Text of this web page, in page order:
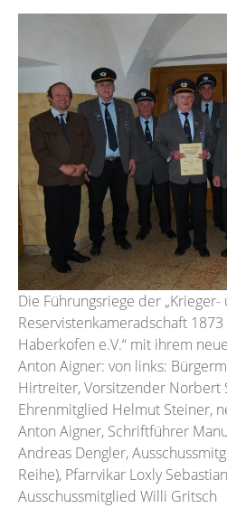
Die Führungsriege der „Krieger-
Reservistenkameradschaft
Haberkofen e.V.“ mit ihrem
Anton Aigner: von links:
Hirtreiter, Vorsitzender Norbert
Ehrenmitglied Helmut Steiner,
Anton Aigner, Schriftführer
Andreas Dengler,
Reihe), Pfarrvikar Loxly
Ausschussmitglied Willi Gritsch